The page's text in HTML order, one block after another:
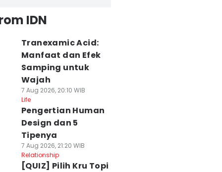
IDN
Tranexamic Acid:
Manfaat dan Efek
Samping untuk
Wajah
7 Aug 2026, 20:10 WIB
Life
Pengertian Human
Design dan 5
Tipenya
7 Aug 2026, 21:20 WIB
Relationship
[QUIZ] Pilih Kru Topi